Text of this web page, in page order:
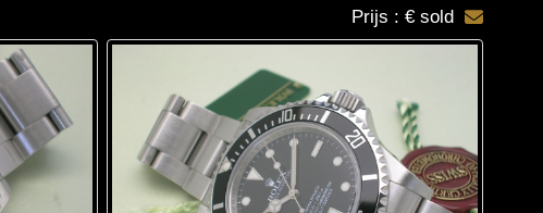
Prijs : € sold